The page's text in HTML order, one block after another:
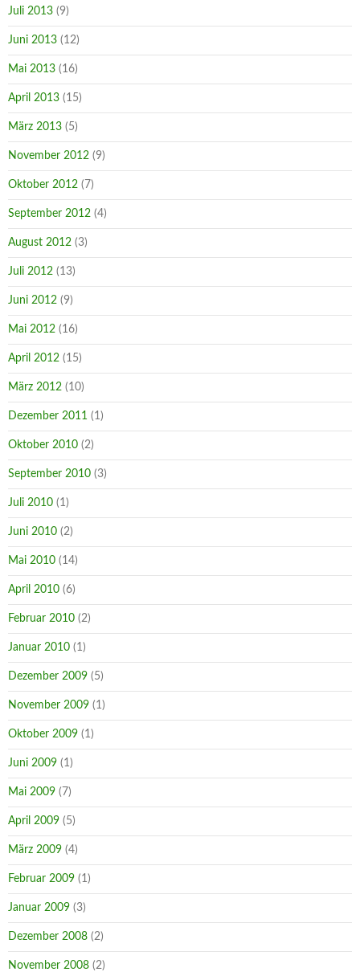
Juli 2013 (9)
Juni 2013 (12)
Mai 2013 (16)
April 2013 (15)
März 2013 (5)
November 2012 (9)
Oktober 2012 (7)
September 2012 (4)
August 2012 (3)
Juli 2012 (13)
Juni 2012 (9)
Mai 2012 (16)
April 2012 (15)
März 2012 (10)
Dezember 2011 (1)
Oktober 2010 (2)
September 2010 (3)
Juli 2010 (1)
Juni 2010 (2)
Mai 2010 (14)
April 2010 (6)
Februar 2010 (2)
Januar 2010 (1)
Dezember 2009 (5)
November 2009 (1)
Oktober 2009 (1)
Juni 2009 (1)
Mai 2009 (7)
April 2009 (5)
März 2009 (4)
Februar 2009 (1)
Januar 2009 (3)
Dezember 2008 (2)
November 2008 (2)